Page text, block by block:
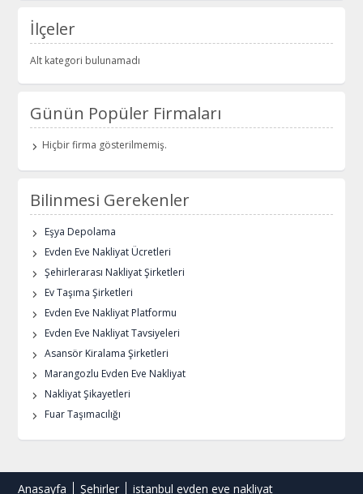
İlçeler
Alt kategori bulunamadı
Günün Popüler Firmaları
Hiçbir firma gösterilmemiş.
Bilinmesi Gerekenler
Eşya Depolama
Evden Eve Nakliyat Ücretleri
Şehirlerarası Nakliyat Şirketleri
Ev Taşıma Şirketleri
Evden Eve Nakliyat Platformu
Evden Eve Nakliyat Tavsiyeleri
Asansör Kiralama Şirketleri
Marangozlu Evden Eve Nakliyat
Nakliyat Şikayetleri
Fuar Taşımacılığı
Anasayfa Şehirler istanbul evden eve nakliyat